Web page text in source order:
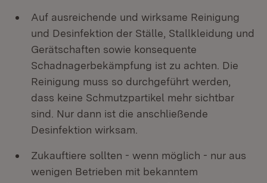
Auf ausreichende und wirksame Reinigung
und Desinfektion der Ställe, Stallkleidung und
Gerätschaften sowie konsequente
Schadnagerbekämpfung ist zu achten. Die
Reinigung muss so durchgeführt werden,
dass keine Schmutzpartikel mehr sichtbar
sind. Nur dann ist die anschließende
Desinfektion wirksam.
Zukauftiere sollten - wenn möglich - nur aus
wenigen Betrieben mit bekanntem